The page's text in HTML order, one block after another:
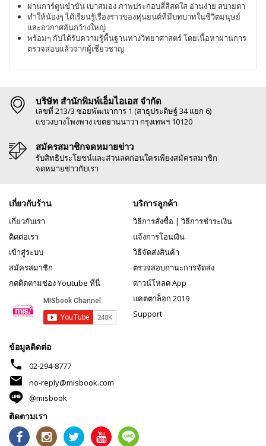
ผ่านการ์ตูนขำขัน เบาสมอง ภาพประกอบสี่สีสดใส อ่านง่าย สบายตา
ทำให้น้องๆ ได้เรียนรู้เรื่องราวของหุ่นยนต์ที่มีบทบาทในชีวิตมนุษย์
และอวกาศอันกว้างใหญ่
พร้อมๆ กับได้รับความรู้พื้นฐานทางวิทยาศาสตร์โดยเนื้อหาผ่านการ
ตรวจสอบแล้วจากผู้เชี่ยวชาญ
บริษัท สำนักพิมพ์เอ็มไอเอส จำกัด
เลขที่ 213/3 ซอยพัฒนาการ 1 (สาธุประดิษฐ์ 34 แยก 6)
แขวงบางโพงพาง เขตยานนาวา กรุงเทพฯ 10120
สมัครสมาชิกจดหมายข่าว
รับสิทธิประโยชน์และส่วนลดก่อนใครเพียงสมัครสมาชิก
จดหมายข่าวกับเรา
เกี่ยวกับร้าน
เกี่ยวกับเรา
ติดต่อเรา
เข้าสู่ระบบ
สมัครสมาชิก
กดติดตามช่อง Youtube ที่นี่
บริการลูกค้า
วิธีการสั่งซื้อ | วิธีการชำระเงิน
แจ้งการโอนเงิน
วิธีจัดส่งสินค้า
ตรวจสอบถานะการจัดส่ง
ดาวน์โหลด App
แคตตาล็อก 2019
Support
ข้อมูลติดต่อ
phone 02-294-8777
mail
no-reply@misbook.com
@misbook
ติดตามเรา